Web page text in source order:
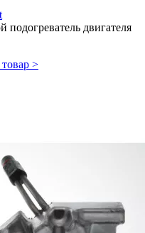
подогреватель двигателя
>